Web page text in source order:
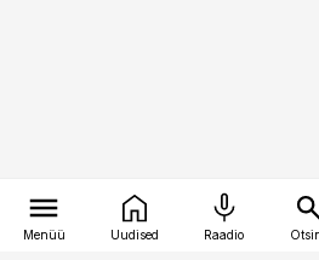
Menüü Uudised Raadio